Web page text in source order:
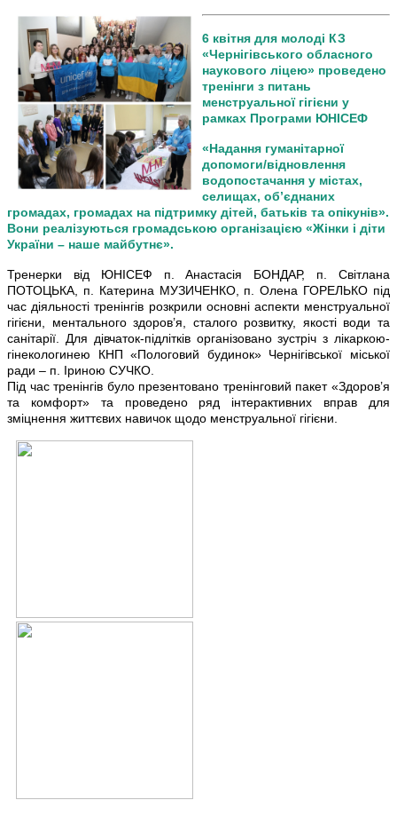
6 квітня для молоді КЗ
«Чернігівського обласного
наукового ліцею» проведено
тренінги з питань
менструальної гігієни у
рамках Програми ЮНІСЕФ
«Надання гуманітарної
допомоги/відновлення
водопостачання у містах,
селищах, об’єднаних
громадах, громадах на підтримку дітей, батьків та опікунів».
Вони реалізуються громадською організацією «Жінки і діти
України – наше майбутнє».
Тренерки від ЮНІСЕФ п. Анастасія БОНДАР, п. Світлана
ПОТОЦЬКА, п. Катерина МУЗИЧЕНКО, п. Олена ГОРЕЛЬКО під
час діяльності тренінгів розкрили основні аспекти менструальної
гігієни, ментального здоров’я, сталого розвитку, якості води та
санітарії. Для дівчаток-підлітків організовано зустріч з лікаркою-
гінекологинею КНП «Пологовий будинок» Чернігівської міської
ради – п. Іриною СУЧКО.
Під час тренінгів було презентовано тренінговий пакет «Здоров’я
та комфорт» та проведено ряд інтерактивних вправ для
зміцнення життєвих навичок щодо менструальної гігієни.